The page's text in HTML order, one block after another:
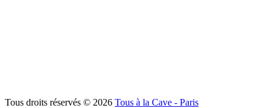
Tous droits réservés © 2026 Tous à la Cave - Paris